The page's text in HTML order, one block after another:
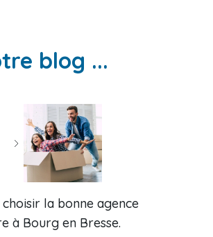
blog ...
la bonne agence
à Bourg en Bresse.